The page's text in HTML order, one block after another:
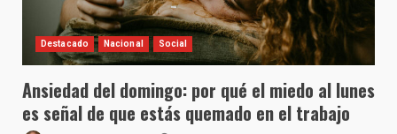
Destacado Nacional Social
Ansiedad del domingo: por qué el miedo al lunes
es señal de que estás quemado en el trabajo